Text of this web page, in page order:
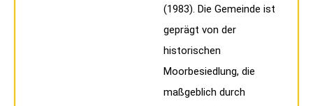
(1983). Die Gemeinde ist
geprägt von der
historischen
Moorbesiedlung, die
maßgeblich durch